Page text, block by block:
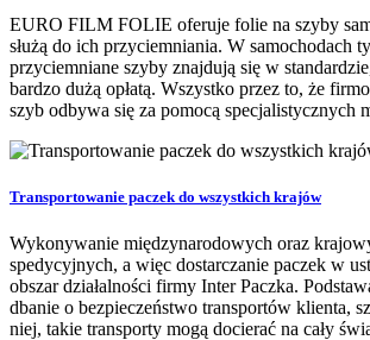
EURO FILM FOLIE oferuje folie na szyby
służą do ich przyciemniania. W samochodach
przyciemniane szyby znajdują się w
bardzo dużą opłatą. Wszystko przez to, że
szyb odbywa się za pomocą specjalistycznych
Transportowanie paczek do wszystkich krajów
Wykonywanie międzynarodowych oraz
spedycyjnych, a więc dostarczanie paczek w
obszar działalności firmy Inter Paczka.
dbanie o bezpieczeństwo transportów klienta,
niej, takie transporty mogą docierać na cały